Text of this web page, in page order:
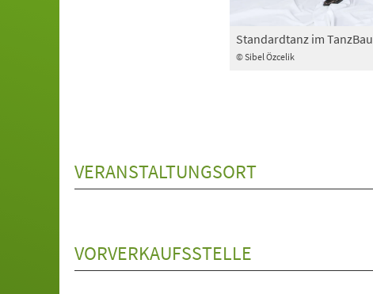
© Sibel Özcelik
Standardtanz im TanzBau
VERANSTALTUNGSORT
VORVERKAUFSSTELLE